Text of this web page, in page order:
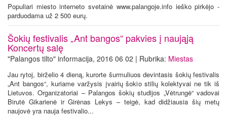
Populiari miesto interneto svetainė www.palangoje.info ieško pirkėjo -
parduodama už 2 500 eurų.
Šokių festivalis „Ant bangos“ pakvies į naująją
Koncertų salę
"Palangos tilto" informacija, 2016 06 02 | Rubrika: Miestas
Jau rytoj, birželio 4 dieną, kurorte šurmuliuos devintasis šokių festivalis
„Ant bangos“, kuriame varžysis įvairių šokio stilių kolektyvai ne tik iš
Lietuvos. Organizatoriai – Palangos šokių studijos „Vėtrungė“ vadovai
Birutė Gikarienė ir Girėnas Lekys – teigė, kad didžiausia šių metų
naujovė yra nauja festivalio...